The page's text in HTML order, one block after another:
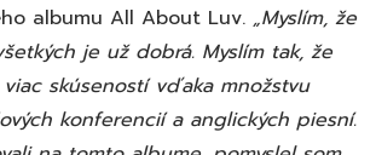
albumu All About Luv. „Myslím, že
je už dobrá. Myslím tak, že
skúseností vďaka množstvu
konferencií a anglických piesní.